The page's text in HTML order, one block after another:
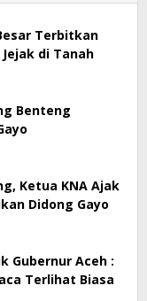
Terbitkan
di Tanah
Benteng
Ketua KNA Ajak
Didong Gayo
Gubernur Aceh :
Terlihat Biasa